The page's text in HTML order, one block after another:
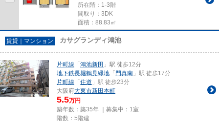
所在階：1-3階
間取り：3DK
面積：88.83㎡
賃貸｜マンション カサグランディ鴻池
片町線 「 鴻池新田 」駅 徒歩12分
地下鉄長堀鶴見緑地 「 門真南 」駅 徒歩17分
片町線 「 住道 」駅 徒歩23分
大阪府大東市新田本町
5.5万円
築年数：築35年 ｜募集中： 1室
階数：5階建